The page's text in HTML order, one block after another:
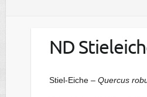
ND
Stiel-Eiche – Quercus